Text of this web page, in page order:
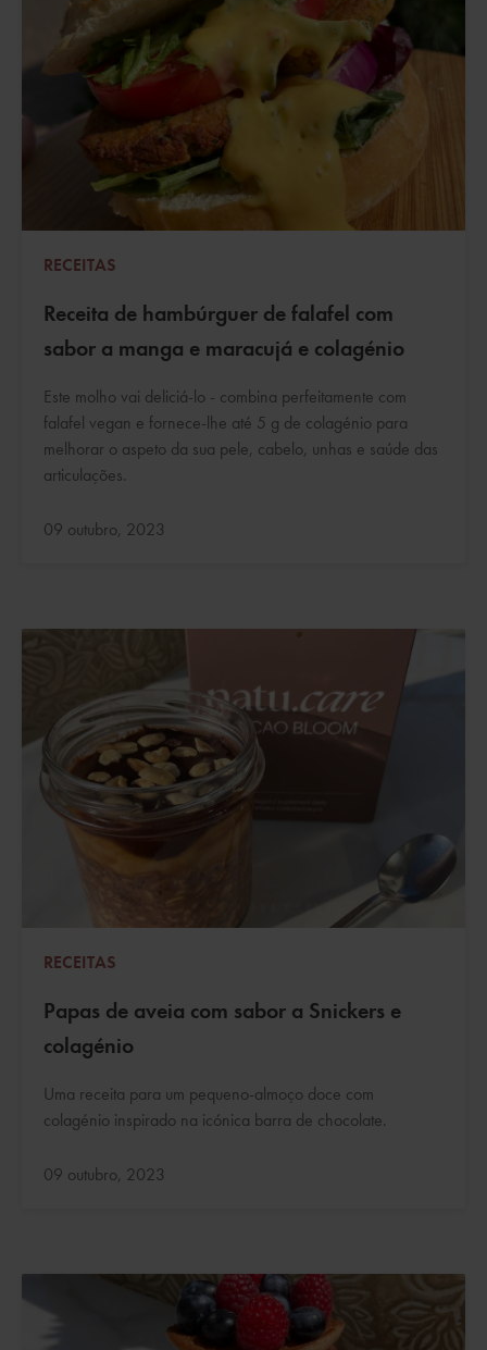
RECEITAS
Receita de hambúrguer de falafel com
sabor a manga e maracujá e colagénio
Este molho vai deliciá-lo - combina perfeitamente com
falafel vegan e fornece-lhe até 5 g de colagénio para
melhorar o aspeto da sua pele, cabelo, unhas e saúde das
articulações.
Atualizado:
09 outubro, 2023
RECEITAS
Papas de aveia com sabor a Snickers e
colagénio
Uma receita para um pequeno-almoço doce com
colagénio inspirado na icónica barra de chocolate.
Atualizado:
09 outubro, 2023